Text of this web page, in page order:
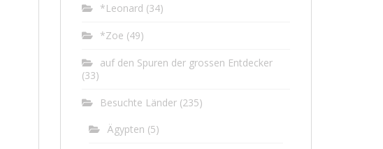
*Leonard (34)
*Zoe (49)
auf den Spuren der grossen Entdecker
(33)
Besuchte Länder (235)
Ägypten (5)